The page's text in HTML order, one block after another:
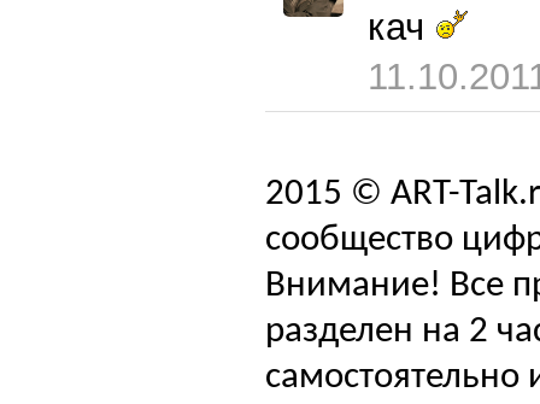
кач
2015 © ART-
сообщество
Внимание! Все
разделен на 2
самостоятельно